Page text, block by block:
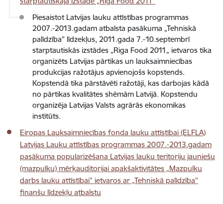
Piesaistot Latvijas lauku attīstības programmas
2007.-2013.gadam atbalsta pasākuma „Tehniskā
palīdzība” līdzekļus, 2011.gada 7.-10.septembrī
starptautiskās izstādes „Riga Food 2011„ ietvaros tika
organizēts Latvijas pārtikas un lauksaimniecības
produkcijas ražotājus apvienojošs kopstends.
Kopstendā tika pārstāvēti ražotāji, kas darbojas kādā
no pārtikas kvalitātes shēmām Latvijā. Kopstendu
organizēja Latvijas Valsts agrārās ekonomikas
institūts.
Eiropas Lauksaimniecības fonda lauku attīstībai (ELFLA)
Latvijas Lauku attīstības programmas 2007.-2013.gadam
pasākuma popularizēšana Latvijas lauku teritoriju jauniešu
(mazpulku) mērķauditorijai apakšaktivitātes „Mazpulku
darbs lauku attīstībai” ietvaros ar „Tehniskā palīdzība”
finanšu līdzekļu atbalstu